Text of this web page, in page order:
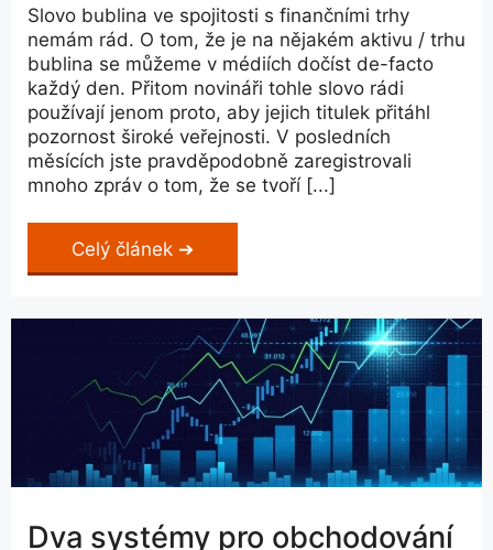
Slovo bublina ve spojitosti s finančními trhy
nemám rád. O tom, že je na nějakém aktivu / trhu
bublina se můžeme v médiích dočíst de-facto
každý den. Přitom novináři tohle slovo rádi
používají jenom proto, aby jejich titulek přitáhl
pozornost široké veřejnosti. V posledních
měsících jste pravděpodobně zaregistrovali
mnoho zpráv o tom, že se tvoří [...]
Celý článek
Dva systémy pro obchodování